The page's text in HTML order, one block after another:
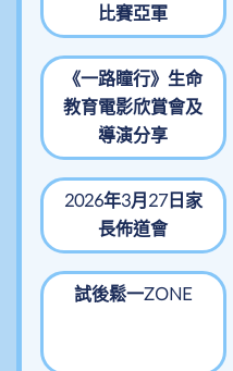
比賽亞軍
《一路瞳行》生命
教育電影欣賞會及
導演分享
2026年3月27日家
長佈道會
試後鬆一ZONE